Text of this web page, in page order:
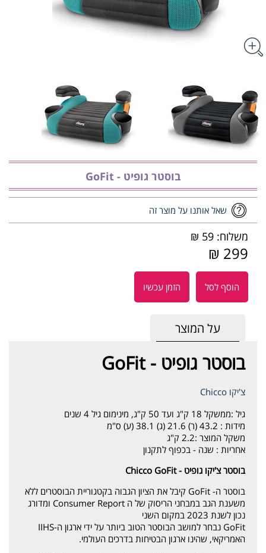
בוסטר גופיט - GoFit
שאל אותנו על מוצר זה
משלוח: 59 ₪
299 ₪
הוסף לסל הזמן עכשיו
על המוצר
בוסטר גופיט - GoFit
צ'יקו Chicco
גיל :ממשקל 18 ק"ג ועד 50 ק"ג, מינימום גיל 4 שנים
מידות :
משקל המוצר :2.2 ק"ג
אחריות : שנה - בכפוף לתקנון
בוסטר צ'יקו גופיט - Chicco GoFit
בוסטר ה- GoFit קיבל את הציון הגבוה בקטגוריית הבוסטרים ללא
משענת הגב במבחני הריסוק של ה Consumer Report ומדורג
נכון לשנת 2023 במקום השני
GoFit נבחר למושב הבוסטר הטוב ביותר על ידי ארגון ה-IIHS
האמריקאי, שהינו ארגון הבטיחות בדרכים העולמי.